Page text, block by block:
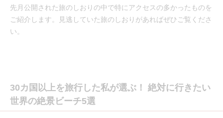
先月公開された旅のしおりの中で特にアクセスの多かったものを
ご紹介します。見逃していた旅のしおりがあればぜひご覧くださ
い。
30カ国以上を旅行した私が選ぶ！ 絶対に行きたい
世界の絶景ビーチ5選